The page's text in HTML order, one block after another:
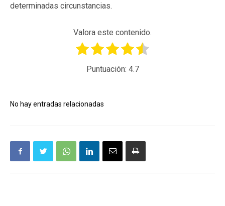
determinadas circunstancias.
Valora este contenido.
Puntuación: 4.7
No hay entradas relacionadas